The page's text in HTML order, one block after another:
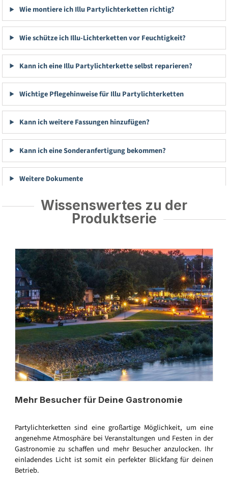
Wie montiere ich Illu Partylichterketten richtig?
Wie schütze ich Illu-Lichterketten vor Feuchtigkeit?
Kann ich eine Illu Partylichterkette selbst reparieren?
Wichtige Pflegehinweise für Illu Partylichterketten
Kann ich weitere Fassungen hinzufügen?
Kann ich eine Sonderanfertigung bekommen?
Weitere Dokumente
Wissenswertes zu der
Produktserie
Mehr Besucher für Deine Gastronomie
Partylichterketten sind eine großartige Möglichkeit, um eine
angenehme Atmosphäre bei Veranstaltungen und Festen in der
Gastronomie zu schaffen und mehr Besucher anzulocken. Ihr
einladendes Licht ist somit ein perfekter Blickfang für deinen
Betrieb.